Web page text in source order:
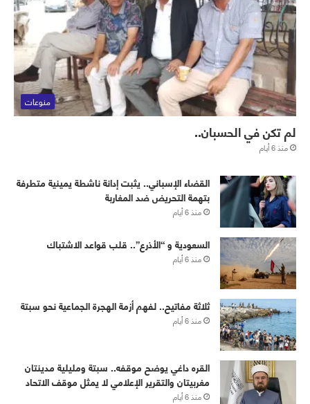
منوعات
لم تكن في الحسبان..
منذ 6 أيام
القضاء الإسباني.. يثبت إدانة ناشطة يمينية متطرفة
بتهمة التحريض ضد المغاربة
منذ 6 أيام
‏⁧‫السعودية‬⁩ و “الأذرع”.. قلب قواعد الاشتباك
منذ 6 أيام
ثلاثة مفاتيح.. لفهم أزمة الهجرة الجماعية نحو سبتة
منذ 6 أيام
القره داغي يوضح موقفه.. سبتة ومليلية مدينتان
مغربيتان والتقرير الإعلامي لا يمثل موقف الاتحاد
منذ 6 أيام